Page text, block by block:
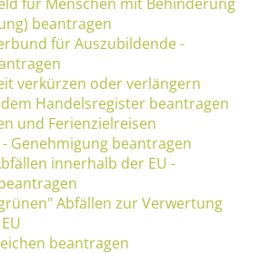
beantragen
für Auszubildende -
verkürzen oder verlängern
Handelsregister beantragen
und Ferienzielreisen
Genehmigung beantragen
innerhalb der EU -
Abfällen zur Verwertung
beantragen